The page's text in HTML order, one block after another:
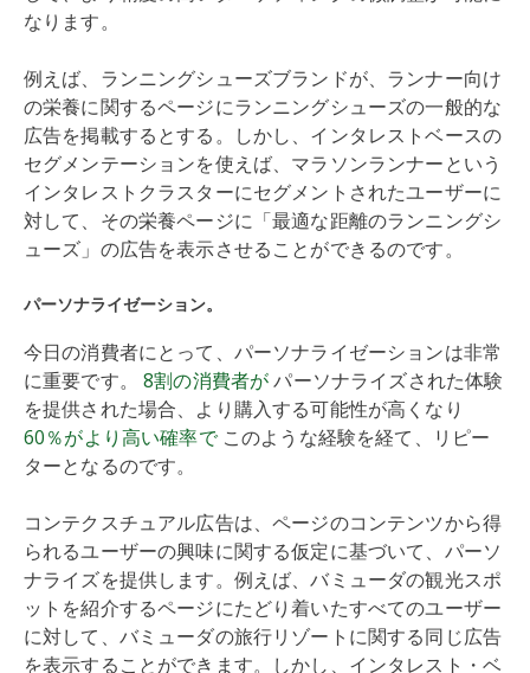
なります。
例えば、ランニングシューズブランドが、ランナー向け
の栄養に関するページにランニングシューズの一般的な
広告を掲載するとする。しかし、インタレストベースの
セグメンテーションを使えば、マラソンランナーという
インタレストクラスターにセグメントされたユーザーに
対して、その栄養ページに「最適な距離のランニングシ
ューズ」の広告を表示させることができるのです。
パーソナライゼーション。
今日の消費者にとって、パーソナライゼーションは非常
に重要です。8割の消費者がパーソナライズされた体験
を提供された場合、より購入する可能性が高くなり
60％がより高い確率でこのような経験を経て、リピー
ターとなるのです。
コンテクスチュアル広告は、ページのコンテンツから得
られるユーザーの興味に関する仮定に基づいて、パーソ
ナライズを提供します。例えば、バミューダの観光スポ
ットを紹介するページにたどり着いたすべてのユーザー
に対して、バミューダの旅行リゾートに関する同じ広告
を表示することができます。しかし、インタレスト・ベ